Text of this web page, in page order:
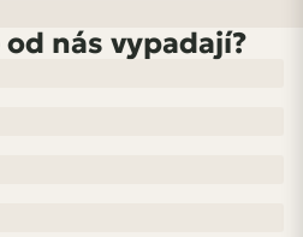
nás vypadají?